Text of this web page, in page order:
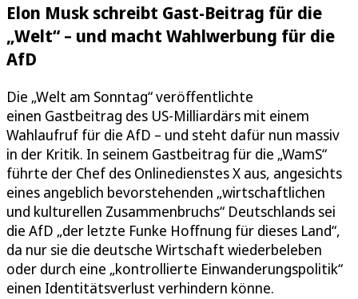
Elon Musk schreibt Gast-Beitrag für die
„Welt“ – und macht Wahlwerbung für die
AfD
Die „Welt am Sonntag“ veröffentlichte
einen Gastbeitrag des US-Milliardärs mit einem
Wahlaufruf für die AfD – und steht dafür nun massiv
in der Kritik. In seinem Gastbeitrag für die „WamS“
führte der Chef des Onlinedienstes X aus, angesichts
eines angeblich bevorstehenden „wirtschaftlichen
und kulturellen Zusammenbruchs“ Deutschlands sei
die AfD „der letzte Funke Hoffnung für dieses Land“,
da nur sie die deutsche Wirtschaft wiederbeleben
oder durch eine „kontrollierte Einwanderungspolitik“
einen Identitätsverlust verhindern könne.